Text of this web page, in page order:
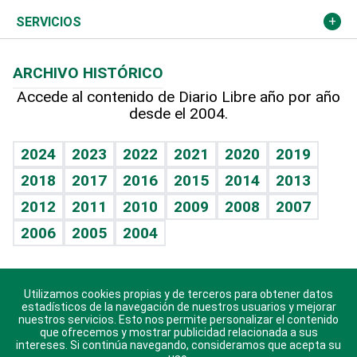
Resto del mundo
Economía personal
Podcast Arte Libre
Hablando con el pediatra
Vida y familia
Eñe
Celebrando la vida
Sin complejos
En pocas palabras
Escuchando al corazón
Economía Personal
Más deportes
Línea de hit
TBT Deportivo
Columnistas
Cambio climático
Opinión
Hecho en casa
Guía del dinero
SERVICIOS
Cumpleaños
Horóscopos
Crucigramas
ARCHIVO HISTÓRICO
Accede al contenido de Diario Libre año por año
desde el 2004.
2024 2023 2022 2021 2020
2019
2018
2017 2016 2015 2014
2013
2012
2011 2010 2009 2008
2007
2006
2005 2004
Descarga nuestras aplicaciones para Android, iOS y
sistema Huawei.
Utilizamos cookies propias y de terceros para obtener datos
estadísticos de la navegación de nuestros usuarios y mejorar
nuestros servicios. Esto nos permite personalizar el contenido
que ofrecemos y mostrar publicidad relacionada a sus
intereses. Si continúa navegando, consideramos que acepta su